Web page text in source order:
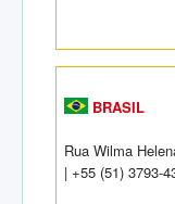
BRASIL
Rua Wilma
| +55 (51) 3793-